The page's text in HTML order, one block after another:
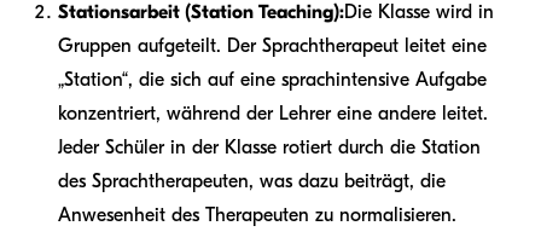
Stationsarbeit (Station Teaching):Die Klasse wird in
Gruppen aufgeteilt. Der Sprachtherapeut leitet eine
„Station“, die sich auf eine sprachintensive Aufgabe
konzentriert, während der Lehrer eine andere leitet.
Jeder Schüler in der Klasse rotiert durch die Station
des Sprachtherapeuten, was dazu beiträgt, die
Anwesenheit des Therapeuten zu normalisieren.